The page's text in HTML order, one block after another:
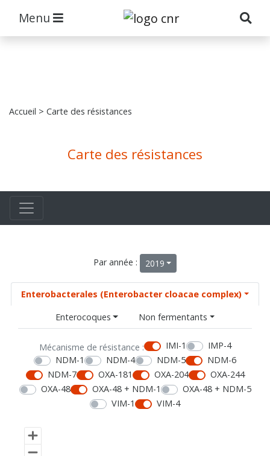
Menu
Accueil > Carte des résistances
Carte des résistances
Par année : 2019
Enterobacterales (Enterobacter cloacae complex)
Enterocoques
Non fermentants
Mécanisme de résistance : IMI-1
IMP-4
NDM-1
NDM-4 NDM-5
NDM-6
NDM-7
OXA-181 OXA-204
OXA-244
OXA-48
OXA-48 + NDM-1
OXA-48 + NDM-5
VIM-1
VIM-4